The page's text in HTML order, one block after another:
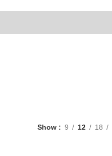
Show 9 12 18